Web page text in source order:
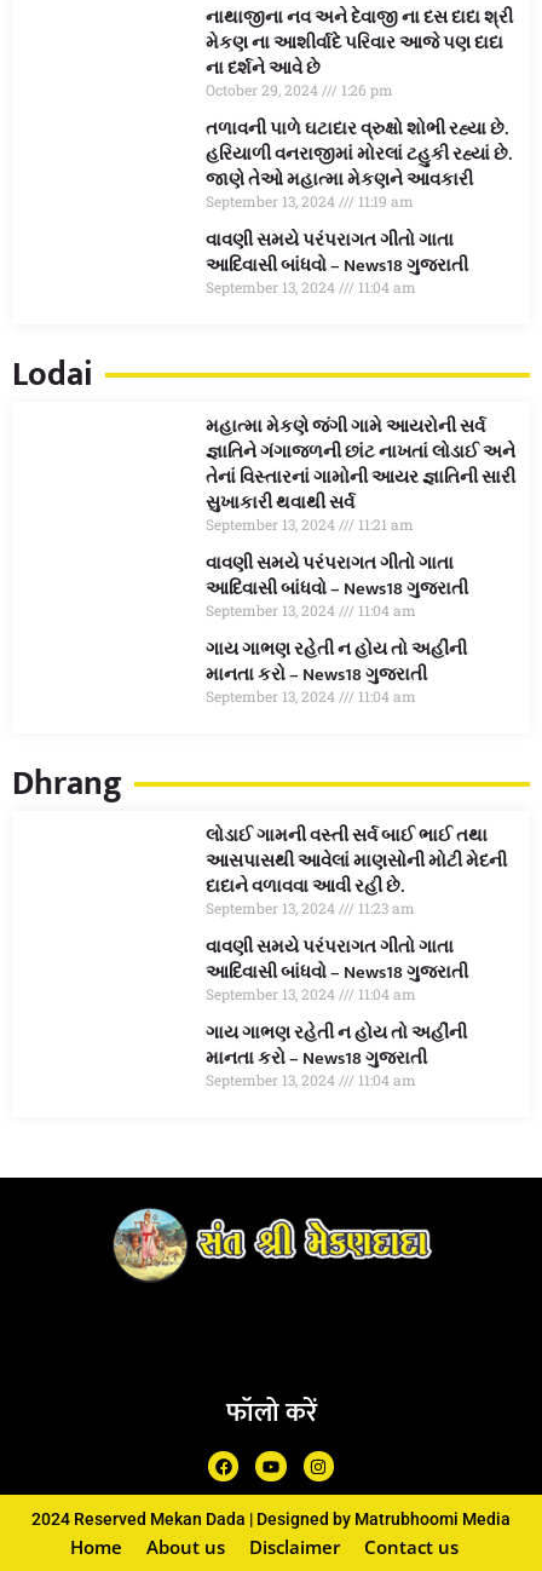
નાથાજીના નવ અને દેવાજી ના દસ દાદા શ્રી
મેકણ ના આશીર્વાદે પરિવાર આજે પણ દાદા
ના દર્શને આવે છે
October 29, 2024 1:26 pm
તળાવની પાળે ઘટાદાર વ્રુક્ષો શોભી રહ્યા છે.
હરિયાળી વનરાજીમાં મોરલાં ટહુકી રહ્યાં છે.
જાણે તેઓ મહાત્મા મેકણને આવકારી
September 13, 2024 11:19 am
વાવણી સમયે પરંપરાગત ગીતો ગાતા
આદિવાસી બાંધવો – News18 ગુજરાતી
September 13, 2024 11:04 am
Lodai
મહાત્મા મેકણે જંગી ગામે આયરોની સર્વ
જ્ઞાતિને ગંગાજળની છાંટ નાખતાં લોડાઈ અને
તેનાં વિસ્તારનાં ગામોની આયર જ્ઞાતિની સારી
સુખાકારી થવાથી સર્વ
September 13, 2024 11:21 am
વાવણી સમયે પરંપરાગત ગીતો ગાતા
આદિવાસી બાંધવો – News18 ગુજરાતી
September 13, 2024 11:04 am
ગાય ગાભણ રહેતી ન હોય તો અહીંની
માનતા કરો – News18 ગુજરાતી
September 13, 2024 11:04 am
Dhrang
લોડાઈ ગામની વસ્તી સર્વ બાઈ ભાઈ તથા
આસપાસથી આવેલાં માણસોની મોટી મેદની
દાદાને વળાવવા આવી રહી છે.
September 13, 2024 11:23 am
વાવણી સમયે પરંપરાગત ગીતો ગાતા
આદિવાસી બાંધવો – News18 ગુજરાતી
September 13, 2024 11:04 am
ગાય ગાભણ રહેતી ન હોય તો અહીંની
માનતા કરો – News18 ગુજરાતી
September 13, 2024 11:04 am
फॉलो करें
2024 Reserved Mekan Dada | Designed by Matrubhoomi Media
Home About us Disclaimer
Contact us